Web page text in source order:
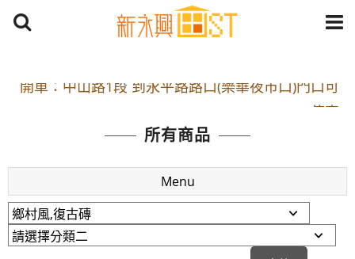
停車
捷運： 中和線【頂溪站 2 號出口】往中山路1段139
原Line已滿 無法加Line好友 請親愛的客戶加入
LINE官方帳號@a0975005573
開車：中山路1段 到永平路路口(樂華夜市口)門口可
停車
所有商品
Menu